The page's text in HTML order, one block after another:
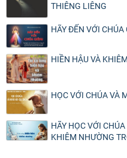
THIÊNG LIÊNG
HÃY ĐẾN VỚI CHÚA
HIỀN HẬU VÀ
HỌC VỚI CHÚA VÀ
HÃY HỌC VỚI
KHIÊM NHƯỜNG